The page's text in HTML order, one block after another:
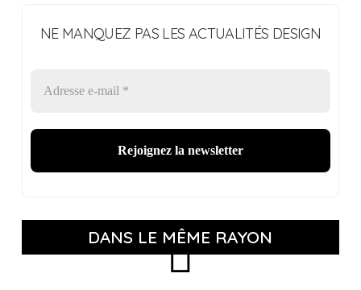
NE MANQUEZ PAS LES ACTUALITÉS DESIGN
DANS LE MÊME RAYON